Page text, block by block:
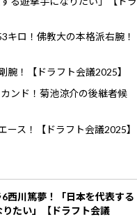
キロ！佛教大の本格派右腕！
腕！【ドラフト会議2025】
ンド！菊池涼介の後継者候
ス！【ドラフト会議2025】
6西川篤夢！「日本を代表する
たい」【ドラフト会議